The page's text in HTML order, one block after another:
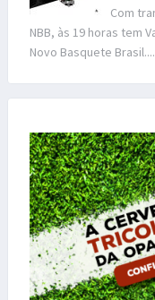
Com
NBB, às 19 horas tem
Novo Basquete Brasil....